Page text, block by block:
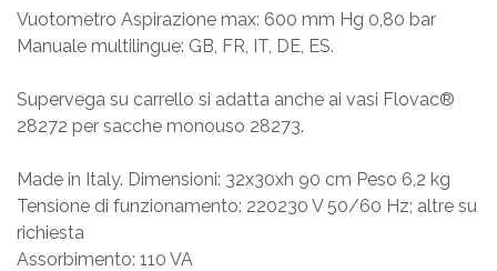
Vuotometro Aspirazione max: 600 mm Hg 0,80 bar
Manuale multilingue: GB, FR, IT, DE, ES.
Supervega su carrello si adatta anche ai vasi Flovac®
28272 per sacche monouso 28273.
Made in Italy. Dimensioni: 32x30xh 90 cm Peso 6,2 kg
Tensione di funzionamento: 220230 V 50/60 Hz; altre su
richiesta
Assorbimento: 110 VA